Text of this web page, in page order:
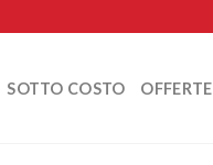
SOTTO COSTO OFFERTE